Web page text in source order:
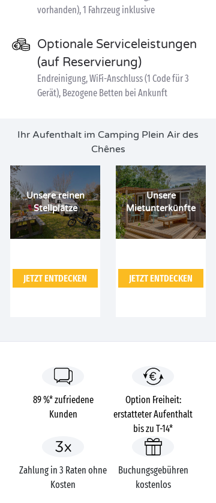
vorhanden), 1 Fahrzeug inklusive
Optionale Serviceleistungen
(auf Reservierung)
Endreinigung, WiFi-Anschluss (1 Code für 3
Gerät), Bezogene Betten bei Ankunft
Ihr Aufenthalt im Camping Plein Air des
Chênes
Unsere reinen
Stellplätze
JETZT ENTDECKEN
Unsere
Mietunterkünfte
JETZT ENTDECKEN
89 %* zufriedene
Kunden
Option Freiheit:
erstatteter Aufenthalt
bis zu T-14*
Zahlung in 3 Raten ohne
Kosten
Buchungsgebühren
kostenlos